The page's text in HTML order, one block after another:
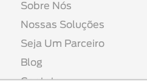
Sobre Nós
Nossas Soluções
Seja Um Parceiro
Blog
Contato